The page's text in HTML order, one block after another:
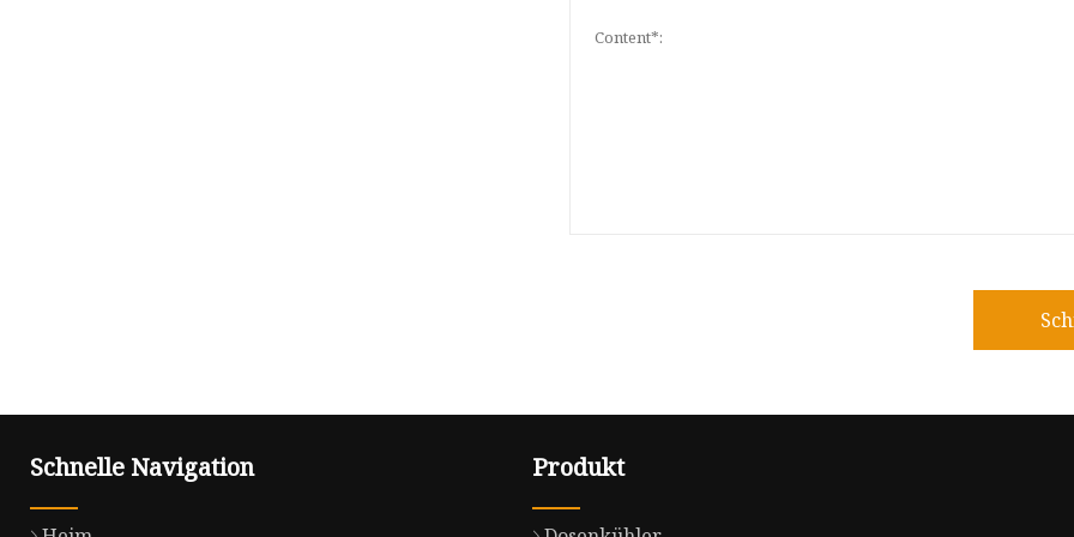
Schnelle Navigation Produkt